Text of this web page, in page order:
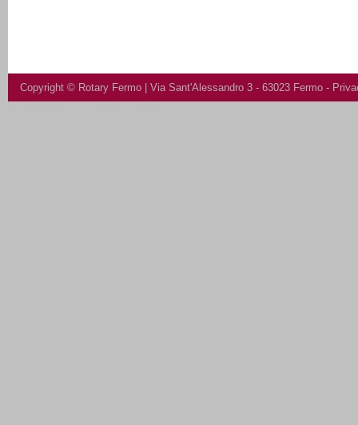
Copyright © Rotary Fermo | Via Sant'Alessandro 3 - 63023 Fermo -